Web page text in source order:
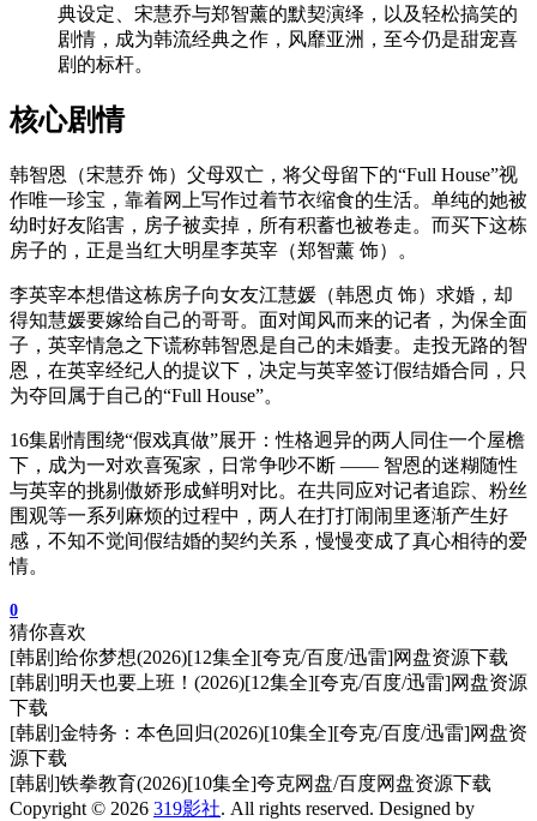
典设定、宋慧乔与郑智薰的默契演绎，以及轻松搞笑的
剧情，成为韩流经典之作，风靡亚洲，至今仍是甜宠喜
剧的标杆。
核心剧情
韩智恩（宋慧乔 饰）父母双亡，将父母留下的“Full House”视
作唯一珍宝，靠着网上写作过着节衣缩食的生活。单纯的她被
幼时好友陷害，房子被卖掉，所有积蓄也被卷走。而买下这栋
房子的，正是当红大明星李英宰（郑智薰 饰）。
李英宰本想借这栋房子向女友江慧媛（韩恩贞 饰）求婚，却
得知慧媛要嫁给自己的哥哥。面对闻风而来的记者，为保全面
子，英宰情急之下谎称韩智恩是自己的未婚妻。走投无路的智
恩，在英宰经纪人的提议下，决定与英宰签订假结婚合同，只
为夺回属于自己的“Full House”。
16集剧情围绕“假戏真做”展开：性格迥异的两人同住一个屋檐
下，成为一对欢喜冤家，日常争吵不断 —— 智恩的迷糊随性
与英宰的挑剔傲娇形成鲜明对比。在共同应对记者追踪、粉丝
围观等一系列麻烦的过程中，两人在打打闹闹里逐渐产生好
感，不知不觉间假结婚的契约关系，慢慢变成了真心相待的爱
情。
0
猜你喜欢
[韩剧]给你梦想(2026)[12集全][夸克/百度/迅雷]网盘资源下载
[韩剧]明天也要上班！(2026)[12集全][夸克/百度/迅雷]网盘资源
下载
[韩剧]金特务：本色回归(2026)[10集全][夸克/百度/迅雷]网盘资
源下载
[韩剧]铁拳教育(2026)[10集全]夸克网盘/百度网盘资源下载
Copyright © 2026 319影社. All rights reserved. Designed by